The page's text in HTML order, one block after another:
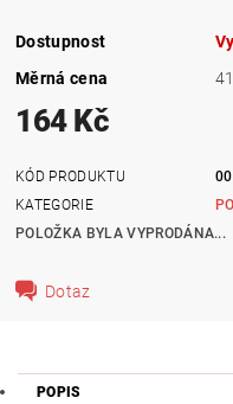
Dostupnost
Měrná cena
164 Kč
KÓD PRODUKTU
KATEGORIE
POLOŽKA BYLA VYPRODÁNA...
Dotaz
POPIS